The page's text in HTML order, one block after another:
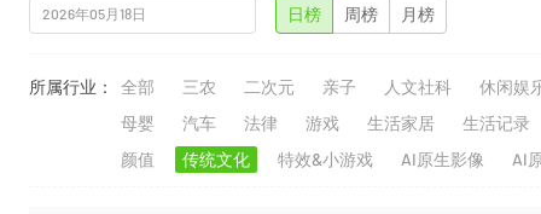
日榜 周榜 月榜
所属行业： 全部 三农 二次元 亲子 人文社科
休闲娱
母婴
汽车 法律 游戏 生活家居
生活记录
颜值
传统文化 特效&小游戏 AI原生影像 AI